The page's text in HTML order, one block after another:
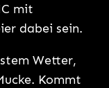
mit
dabei sein.
Wetter,
Kommt